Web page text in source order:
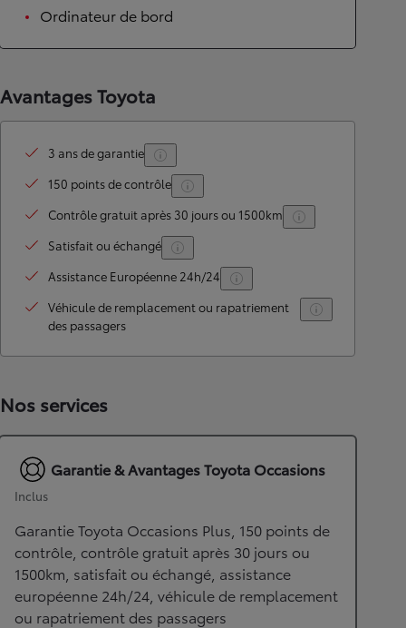
Ordinateur de bord
Avantages Toyota
3 ans de garantie
150 points de contrôle
Contrôle gratuit après 30 jours ou 1500km
Satisfait ou échangé
Assistance Européenne 24h/24
Véhicule de remplacement ou rapatriement
des passagers
Nos services
Garantie & Avantages Toyota Occasions
Inclus
Garantie Toyota Occasions Plus, 150 points de
contrôle, contrôle gratuit après 30 jours ou
1500km, satisfait ou échangé, assistance
européenne 24h/24, véhicule de remplacement
ou rapatriement des passagers